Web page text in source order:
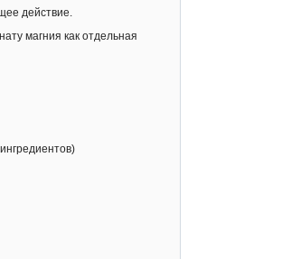
действие.
магния как отдельная